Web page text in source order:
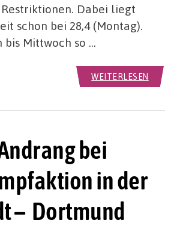
Dabei liegt
schon bei 28,4 (Montag).
bis Mittwoch so …
WEITERLESEN
bei
in der
– Dortmund